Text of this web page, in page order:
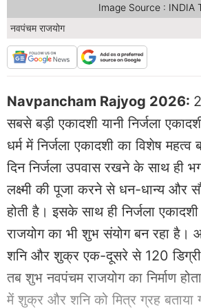
नवपंचम राजयोग
Image Source : INDIA
Navpancham Rajyog 2026:
सबसे बड़ी एकादशी यानी निर्जला
धर्म में निर्जला एकादशी का विशेष महत्व
दिन निर्जला उपवास रखने के साथ ही
लक्ष्मी की पूजा करने से धन-धान्य और
होती है। इसके साथ ही निर्जला
राजयोग का भी शुभ संयोग बन रहा है।
शनि और शुक्र एक-दूसरे से 120
तब शुभ नवपंचम राजयोग का निर्माण
में शुक्र और शनि को मित्र ग्रह